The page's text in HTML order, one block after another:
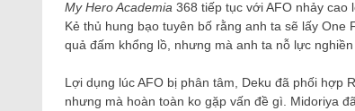
My Hero Academia 368 tiếp tục với AFO nhảy cao
Kẻ thủ hung bạo tuyên bố rằng anh ta sẽ lấy
quả đấm khổng lồ, nhưng mà anh ta nỗ lực
Lợi dụng lúc AFO bị phân tâm, Deku đã phối hợp
nhưng mà hoàn toàn ko gặp vấn đề gì. Midoriya